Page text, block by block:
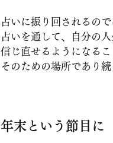
占いに振り回されるので
占いを通して、自分の人
信じ直せるようになるこ
そのための場所であり
年末という節目に